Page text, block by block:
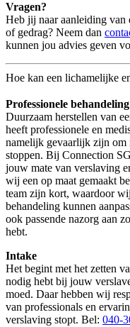
Vragen?
Heb jij naar aanleiding
of gedrag? Neem dan
kunnen jou advies geven
Hoe kan een lichamelijke
Professionele behandeling
Duurzaam herstellen van
heeft professionele en
namelijk gevaarlijk zijn om
stoppen. Bij Connection
jouw mate van verslaving
wij een op maat gemaakt
team zijn kort, waardoor
behandeling kunnen
ook passende nazorg aan
hebt.
Intake
Het begint met het zetten
nodig hebt bij jouw
moed. Daar hebben wij
van professionals en
verslaving stopt. Bel: 040-